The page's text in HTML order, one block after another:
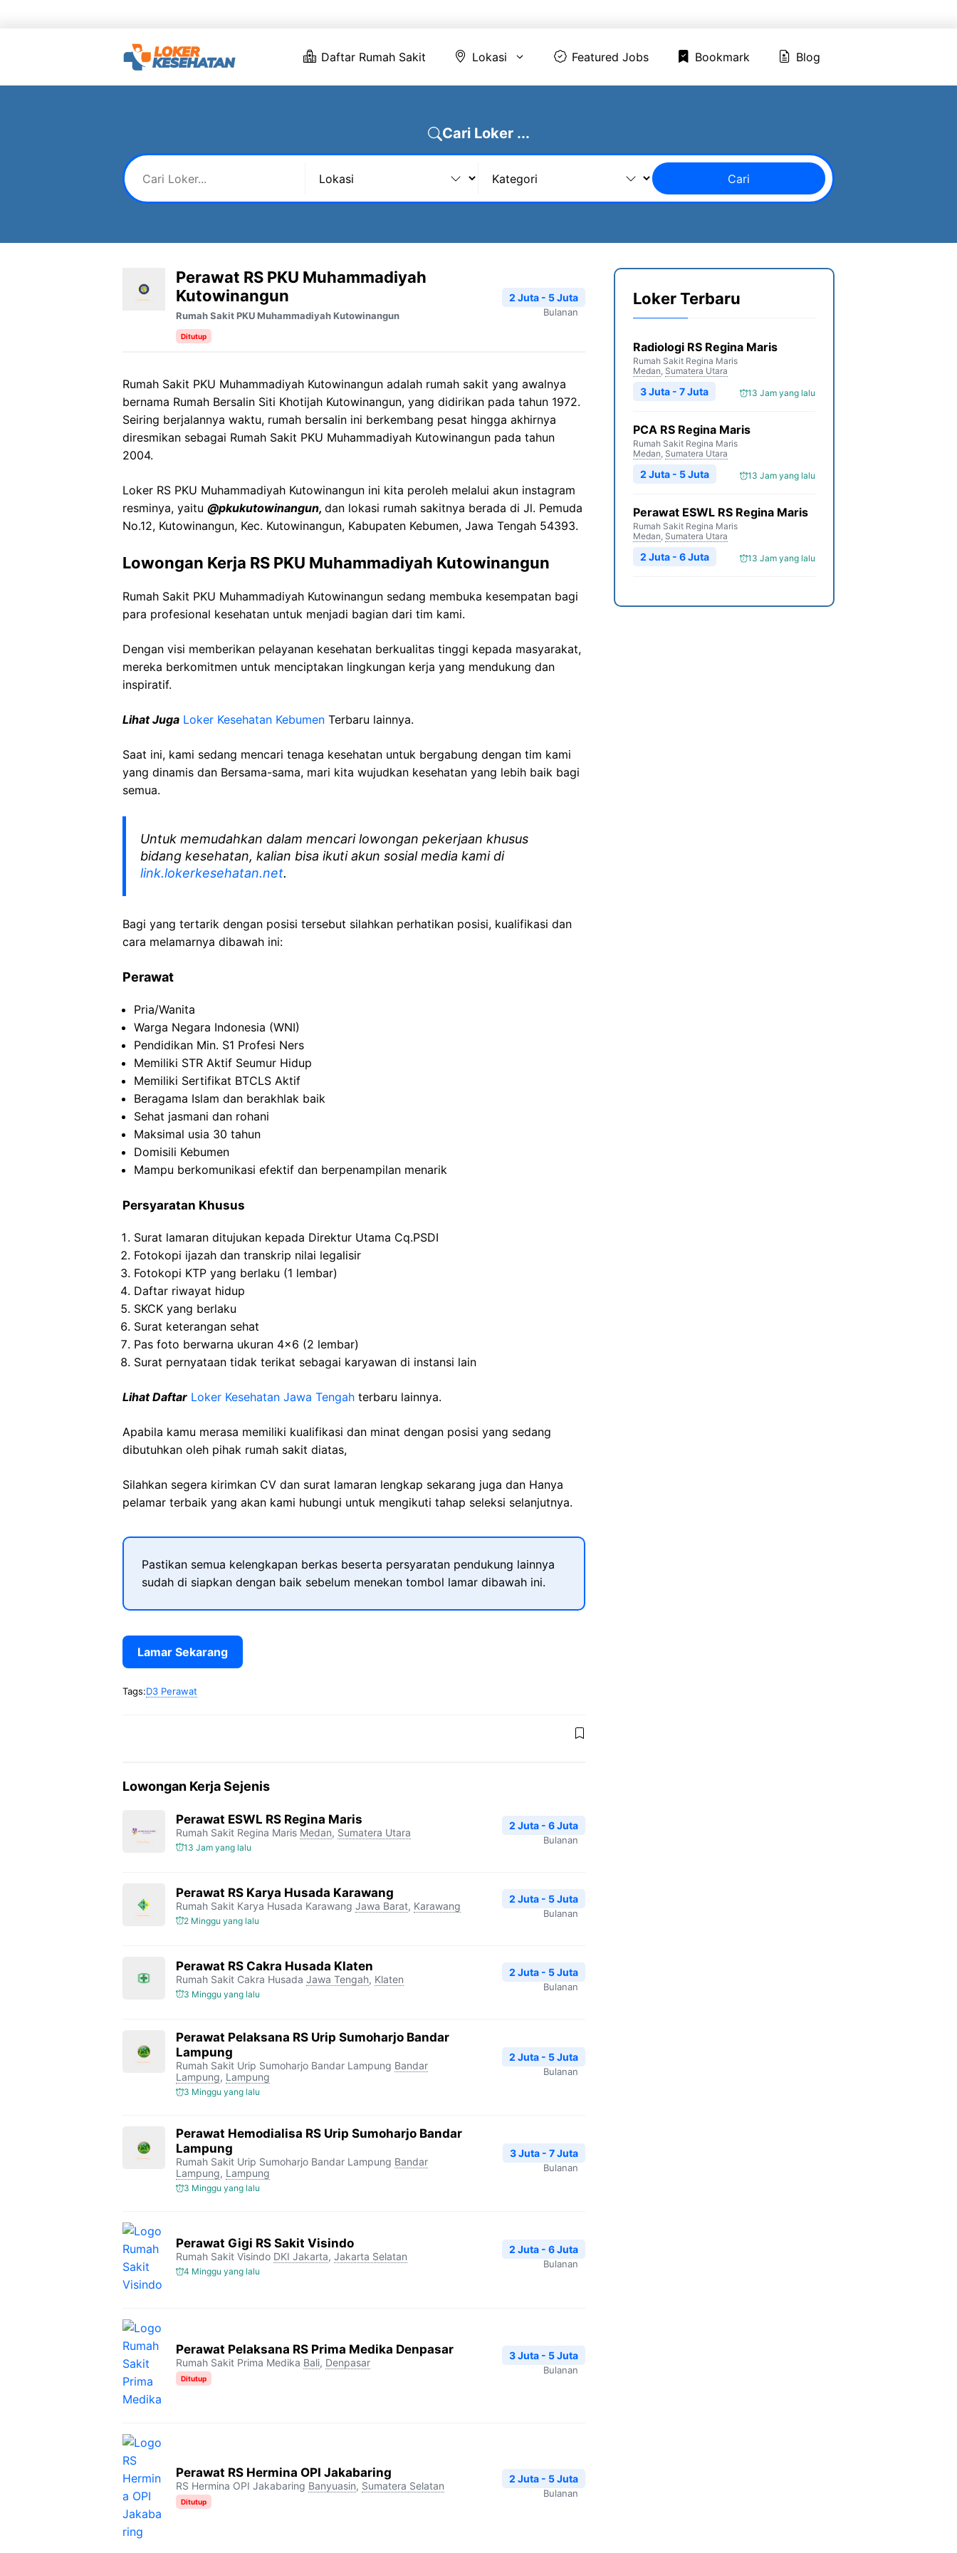
Daftar Rumah Sakit Lokasi Featured Jobs Bookmark Blog
Cari Loker ...
Cari
Perawat RS PKU Muhammadiyah
Kutowinangun
Rumah Sakit PKU Muhammadiyah Kutowinangun
Ditutup
2 Juta - 5 Juta
Bulanan
Rumah Sakit PKU Muhammadiyah Kutowinangun adalah rumah sakit yang awalnya
bernama Rumah Bersalin Siti Khotijah Kutowinangun, yang didirikan pada tahun 1972.
Seiring berjalannya waktu, rumah bersalin ini berkembang pesat hingga akhirnya
diresmikan sebagai Rumah Sakit PKU Muhammadiyah Kutowinangun pada tahun
2004.
Loker RS PKU Muhammadiyah Kutowinangun ini kita peroleh melalui akun instagram
resminya, yaitu @pkukutowinangun, dan lokasi rumah sakitnya berada di Jl. Pemuda
No.12, Kutowinangun, Kec. Kutowinangun, Kabupaten Kebumen, Jawa Tengah 54393.
Lowongan Kerja RS PKU Muhammadiyah Kutowinangun
Rumah Sakit PKU Muhammadiyah Kutowinangun sedang membuka kesempatan bagi
para profesional kesehatan untuk menjadi bagian dari tim kami.
Dengan visi memberikan pelayanan kesehatan berkualitas tinggi kepada masyarakat,
mereka berkomitmen untuk menciptakan lingkungan kerja yang mendukung dan
inspiratif.
Lihat Juga Loker Kesehatan Kebumen Terbaru lainnya.
Saat ini, kami sedang mencari tenaga kesehatan untuk bergabung dengan tim kami
yang dinamis dan Bersama-sama, mari kita wujudkan kesehatan yang lebih baik bagi
semua.
Untuk memudahkan dalam mencari lowongan pekerjaan khusus
bidang kesehatan, kalian bisa ikuti akun sosial media kami di
link.lokerkesehatan.net.
Bagi yang tertarik dengan posisi tersebut silahkan perhatikan posisi, kualifikasi dan
cara melamarnya dibawah ini:
Perawat
Pria/Wanita
Warga Negara Indonesia (WNI)
Pendidikan Min. S1 Profesi Ners
Memiliki STR Aktif Seumur Hidup
Memiliki Sertifikat BTCLS Aktif
Beragama Islam dan berakhlak baik
Sehat jasmani dan rohani
Maksimal usia 30 tahun
Domisili Kebumen
Mampu berkomunikasi efektif dan berpenampilan menarik
Persyaratan Khusus
Surat lamaran ditujukan kepada Direktur Utama Cq.PSDI
Fotokopi ijazah dan transkrip nilai legalisir
Fotokopi KTP yang berlaku (1 lembar)
Daftar riwayat hidup
SKCK yang berlaku
Surat keterangan sehat
Pas foto berwarna ukuran 4×6 (2 lembar)
Surat pernyataan tidak terikat sebagai karyawan di instansi lain
Lihat Daftar Loker Kesehatan Jawa Tengah terbaru lainnya.
Apabila kamu merasa memiliki kualifikasi dan minat dengan posisi yang sedang
dibutuhkan oleh pihak rumah sakit diatas,
Silahkan segera kirimkan CV dan surat lamaran lengkap sekarang juga dan Hanya
pelamar terbaik yang akan kami hubungi untuk mengikuti tahap seleksi selanjutnya.
Pastikan semua kelengkapan berkas beserta persyaratan pendukung lainnya
sudah di siapkan dengan baik sebelum menekan tombol lamar dibawah ini.
Lamar Sekarang
Tags:D3 Perawat
Lowongan Kerja Sejenis
Perawat ESWL RS Regina Maris
Rumah Sakit Regina Maris Medan, Sumatera Utara
13 Jam yang lalu
2 Juta - 6 Juta
Bulanan
Perawat RS Karya Husada Karawang
Rumah Sakit Karya Husada Karawang Jawa Barat, Karawang
2 Minggu yang lalu
2 Juta - 5 Juta
Bulanan
Perawat RS Cakra Husada Klaten
Rumah Sakit Cakra Husada Jawa Tengah, Klaten
3 Minggu yang lalu
2 Juta - 5 Juta
Bulanan
Perawat Pelaksana RS Urip Sumoharjo Bandar
Lampung
Rumah Sakit Urip Sumoharjo Bandar Lampung Bandar
Lampung, Lampung
3 Minggu yang lalu
2 Juta - 5 Juta
Bulanan
Perawat Hemodialisa RS Urip Sumoharjo Bandar
Lampung
Rumah Sakit Urip Sumoharjo Bandar Lampung Bandar
Lampung, Lampung
3 Minggu yang lalu
3 Juta - 7 Juta
Bulanan
Perawat Gigi RS Sakit Visindo
Rumah Sakit Visindo DKI Jakarta, Jakarta Selatan
4 Minggu yang lalu
2 Juta - 6 Juta
Bulanan
Perawat Pelaksana RS Prima Medika Denpasar
Rumah Sakit Prima Medika Bali, Denpasar
Ditutup
3 Juta - 5 Juta
Bulanan
Perawat RS Hermina OPI Jakabaring
RS Hermina OPI Jakabaring Banyuasin, Sumatera Selatan
Ditutup
2 Juta - 5 Juta
Bulanan
Loker Terbaru
Radiologi RS Regina Maris
Rumah Sakit Regina Maris
Medan, Sumatera Utara
13 Jam yang lalu
3 Juta - 7 Juta
PCA RS Regina Maris
Rumah Sakit Regina Maris
Medan, Sumatera Utara
13 Jam yang lalu
2 Juta - 5 Juta
Perawat ESWL RS Regina Maris
Rumah Sakit Regina Maris
Medan, Sumatera Utara
13 Jam yang lalu
2 Juta - 6 Juta